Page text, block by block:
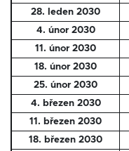
28. leden 2030
4. únor 2030
11. únor 2030
18. únor 2030
25. únor 2030
4. březen 2030
11. březen 2030
18. březen 2030